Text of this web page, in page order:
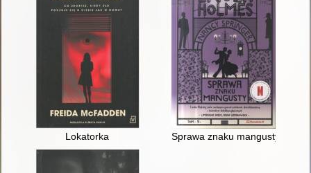
Lokatorka Sprawa znaku mangusty